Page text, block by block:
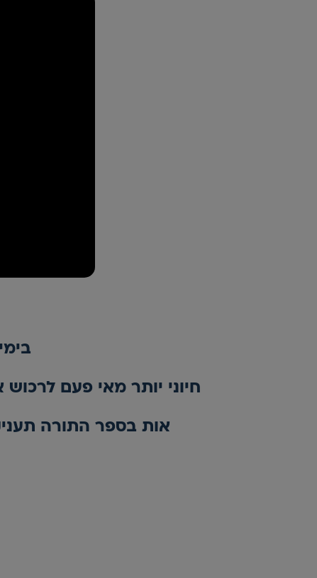
חיוני יותר מאי פעם
אות בספר התורה